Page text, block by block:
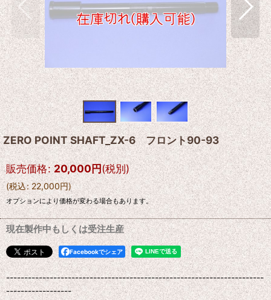
ZERO POINT SHAFT_ZX-6 フロント90-93
販売価格: 20,000円(税別)
(税込: 22,000円)
オプションにより価格が変わる場合もあります。
現在製作中もしくは受注生産
Facebookでシェア
-----------------------------------------------------------------------
------------------